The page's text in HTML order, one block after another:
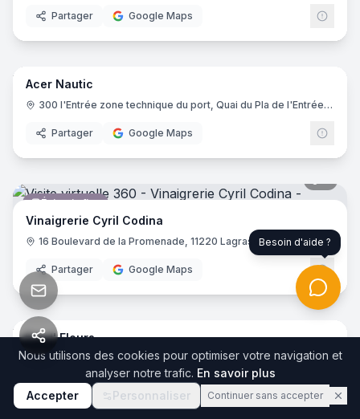
Partager Google Maps
Atelier de réparation
9
Acer Nautic
300 l'Entrée zone technique du port, Quai du Pla de l'Entrée, 11370 Leucate
Partager Google Maps
Épicerie fine
Vinaigrerie Cyril Codina
16 Boulevard de la Promenade, 11220 Lagrasse
Partager Google Maps
Fleuriste
8
Estel' Fleurs
87 Rue de Verdun, 11000 Carcassonne
Partager Google Maps
Nous utilisons des cookies pour optimiser votre navigation et
analyser notre trafic. En savoir plus
Accepter
Personnaliser Continuer sans accepter
Besoin d'aide ?